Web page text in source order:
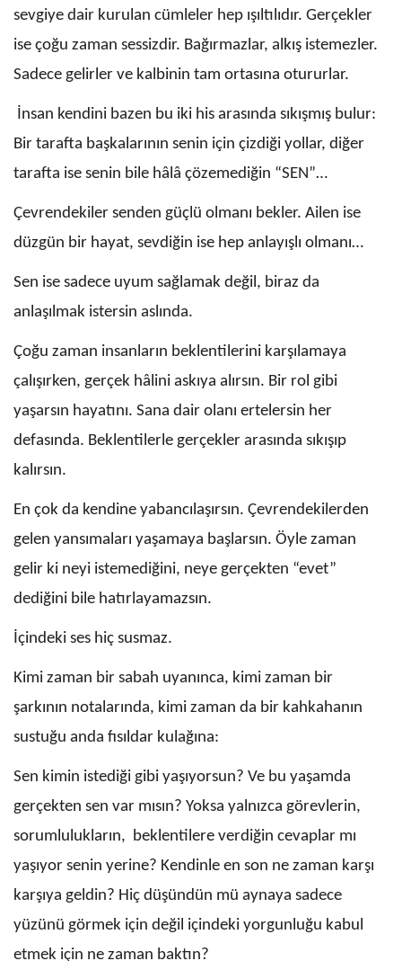
sevgiye dair kurulan cümleler hep ışıltılıdır. Gerçekler
ise çoğu zaman sessizdir. Bağırmazlar, alkış istemezler.
Sadece gelirler ve kalbinin tam ortasına otururlar.
İnsan kendini bazen bu iki his arasında sıkışmış bulur:
Bir tarafta başkalarının senin için çizdiği yollar, diğer
tarafta ise senin bile hâlâ çözemediğin “SEN”…
Çevrendekiler senden güçlü olmanı bekler. Ailen ise
düzgün bir hayat, sevdiğin ise hep anlayışlı olmanı…
Sen ise sadece uyum sağlamak değil, biraz da
anlaşılmak istersin aslında.
Çoğu zaman insanların beklentilerini karşılamaya
çalışırken, gerçek hâlini askıya alırsın. Bir rol gibi
yaşarsın hayatını. Sana dair olanı ertelersin her
defasında. Beklentilerle gerçekler arasında sıkışıp
kalırsın.
En çok da kendine yabancılaşırsın. Çevrendekilerden
gelen yansımaları yaşamaya başlarsın. Öyle zaman
gelir ki neyi istemediğini, neye gerçekten “evet”
dediğini bile hatırlayamazsın.
İçindeki ses hiç susmaz.
Kimi zaman bir sabah uyanınca, kimi zaman bir
şarkının notalarında, kimi zaman da bir kahkahanın
sustuğu anda fısıldar kulağına:
Sen kimin istediği gibi yaşıyorsun? Ve bu yaşamda
gerçekten sen var mısın? Yoksa yalnızca görevlerin,
sorumlulukların, beklentilere verdiğin cevaplar mı
yaşıyor senin yerine? Kendinle en son ne zaman karşı
karşıya geldin? Hiç düşündün mü aynaya sadece
yüzünü görmek için değil içindeki yorgunluğu kabul
etmek için ne zaman baktın?